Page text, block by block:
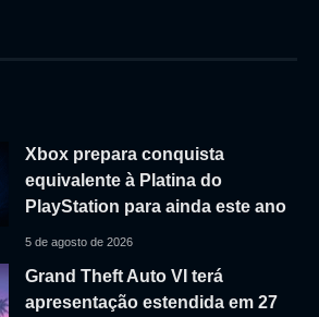
Xbox prepara conquista
equivalente à Platina do
PlayStation para ainda este ano
5 de agosto de 2026
Grand Theft Auto VI terá
apresentação estendida em 27